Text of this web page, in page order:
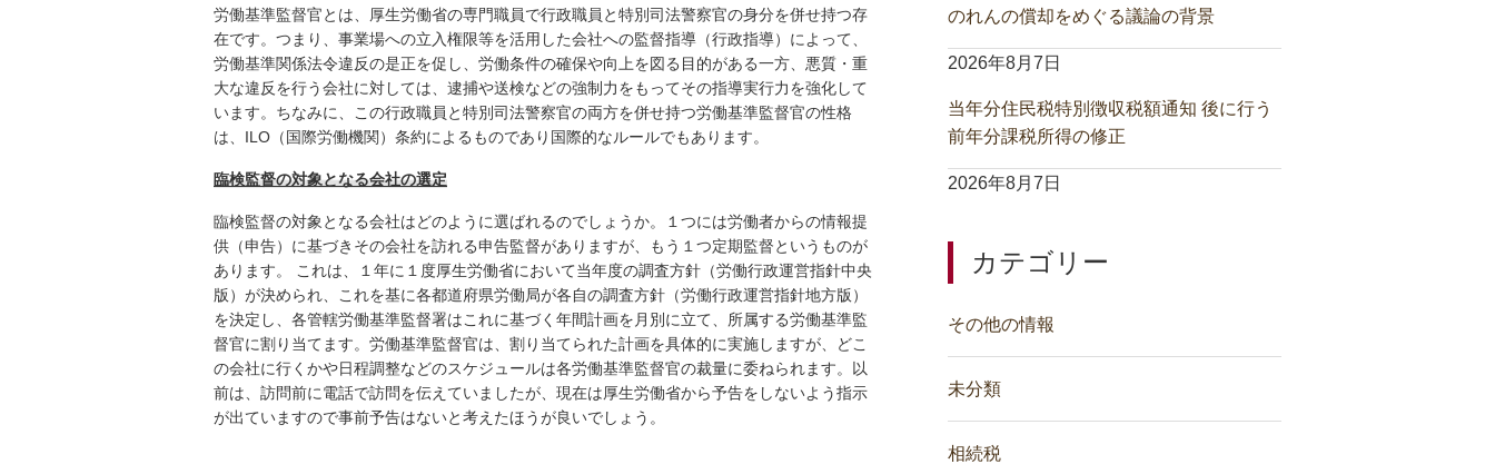
労働基準監督官とは、厚生労働省の専門職員で行政職員と特別司法警察官の身分を併せ持つ存
在です。つまり、事業場への立入権限等を活用した会社への監督指導（行政指導）によって、
労働基準関係法令違反の是正を促し、労働条件の確保や向上を図る目的がある一方、悪質・重
大な違反を行う会社に対しては、逮捕や送検などの強制力をもってその指導実行力を強化して
います。ちなみに、この行政職員と特別司法警察官の両方を併せ持つ労働基準監督官の性格
は、ILO（国際労働機関）条約によるものであり国際的なルールでもあります。
臨検監督の対象となる会社の選定
臨検監督の対象となる会社はどのように選ばれるのでしょうか。１つには労働者からの情報提
供（申告）に基づきその会社を訪れる申告監督がありますが、もう１つ定期監督というものが
あります。 これは、１年に１度厚生労働省において当年度の調査方針（労働行政運営指針中央
版）が決められ、これを基に各都道府県労働局が各自の調査方針（労働行政運営指針地方版）
を決定し、各管轄労働基準監督署はこれに基づく年間計画を月別に立て、所属する労働基準監
督官に割り当てます。労働基準監督官は、割り当てられた計画を具体的に実施しますが、どこ
の会社に行くかや日程調整などのスケジュールは各労働基準監督官の裁量に委ねられます。以
前は、訪問前に電話で訪問を伝えていましたが、現在は厚生労働省から予告をしないよう指示
が出ていますので事前予告はないと考えたほうが良いでしょう。
のれんの償却をめぐる議論の背景
2026年8月7日
当年分住民税特別徴収税額通知 後に行う
前年分課税所得の修正
2026年8月7日
カテゴリー
その他の情報
未分類
相続税